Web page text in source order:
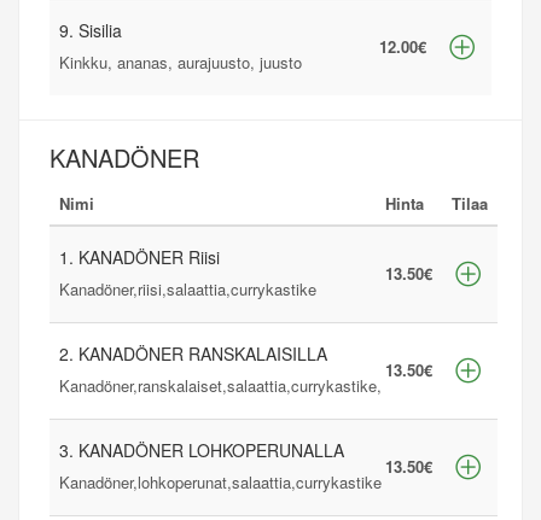
9. Sisilia
Kinkku, ananas, aurajuusto, juusto
12.00€
KANADÖNER
Nimi Hinta Tilaa
1. KANADÖNER Riisi
Kanadöner,riisi,salaattia,currykastike
13.50€
2. KANADÖNER RANSKALAISILLA
Kanadöner,ranskalaiset,salaattia,currykastike,
13.50€
3. KANADÖNER LOHKOPERUNALLA
Kanadöner,lohkoperunat,salaattia,currykastike
13.50€